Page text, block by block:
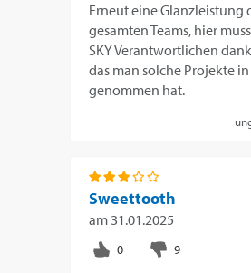
Erneut eine Glanzleistung
gesamten Teams, hier
SKY Verantwortlichen
das man solche Projekte
genommen hat.
Sweettooth
am 31.01.2025